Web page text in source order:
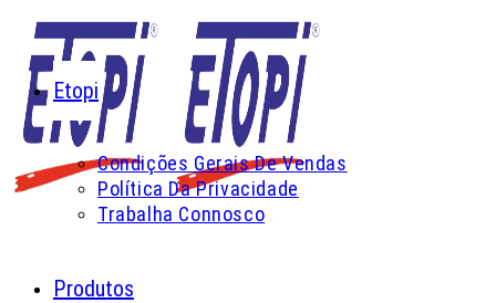
Etopi
Condições Gerais De Vendas
Política Da Privacidade
Trabalha Connosco
Produtos